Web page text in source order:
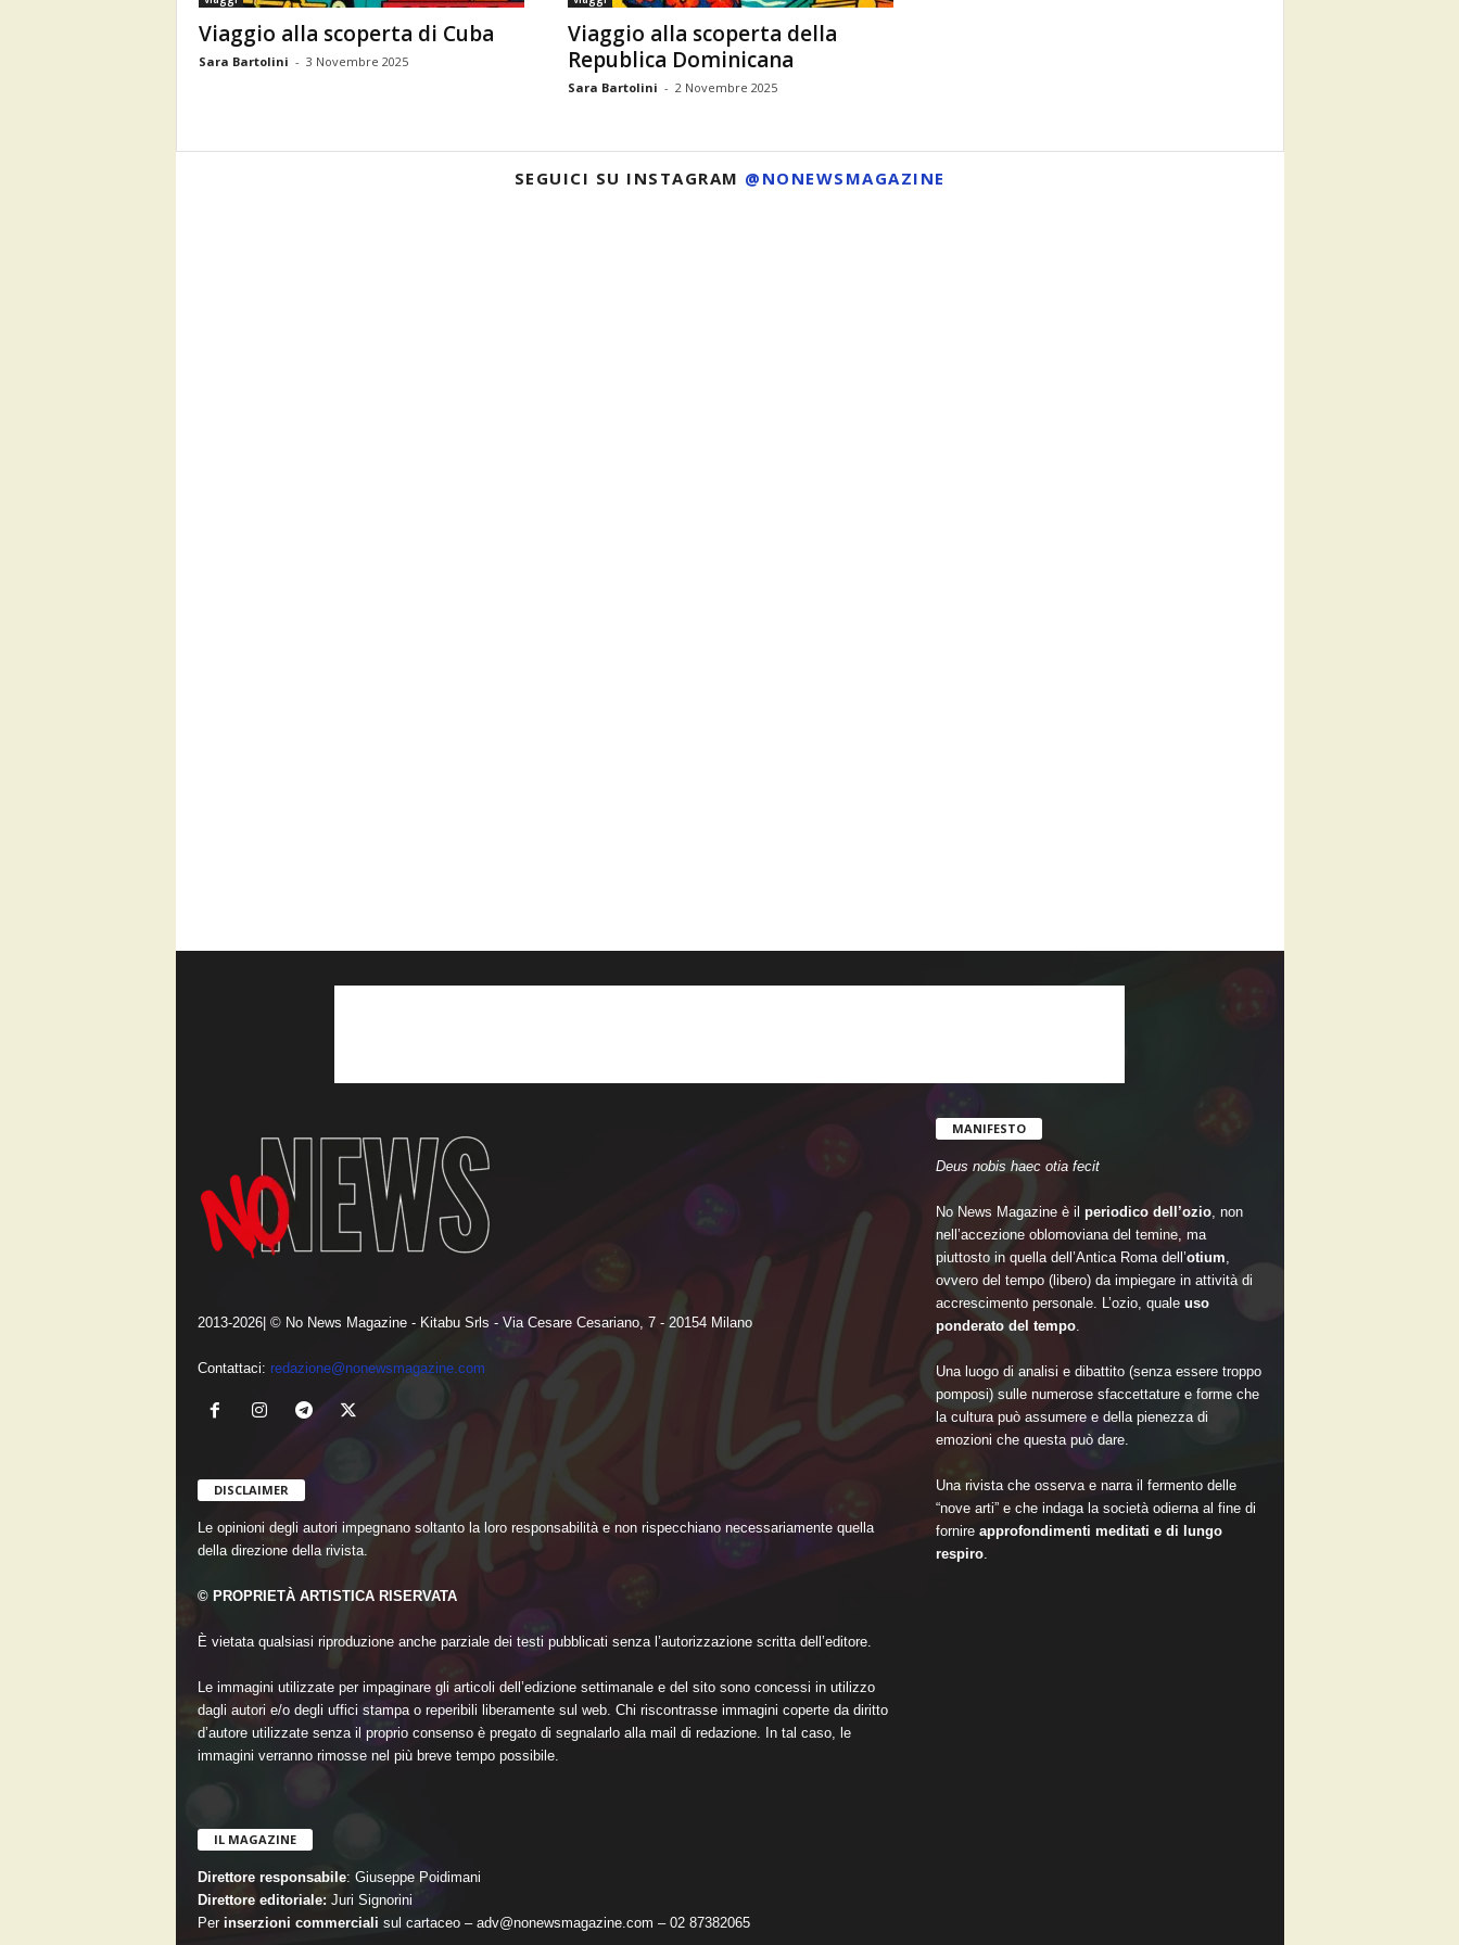
Viaggio alla scoperta di Cuba
Sara Bartolini - 3 Novembre 2025
Viaggio alla scoperta della
Republica Dominicana
Sara Bartolini - 2 Novembre 2025
SEGUICI SU INSTAGRAM @NONEWSMAGAZINE
2013-2026| © No News Magazine - Kitabu Srls - Via Cesare Cesariano, 7 - 20154 Milano
Contattaci: redazione@nonewsmagazine.com
DISCLAIMER
Le opinioni degli autori impegnano soltanto la loro responsabilità e non rispecchiano necessariamente quella
della direzione della rivista.
© PROPRIETÀ ARTISTICA RISERVATA
È vietata qualsiasi riproduzione anche parziale dei testi pubblicati senza l’autorizzazione scritta dell’editore.
Le immagini utilizzate per impaginare gli articoli dell’edizione settimanale e del sito sono concessi in utilizzo
dagli autori e/o degli uffici stampa o reperibili liberamente sul web. Chi riscontrasse immagini coperte da diritto
d’autore utilizzate senza il proprio consenso è pregato di segnalarlo alla mail di redazione. In tal caso, le
immagini verranno rimosse nel più breve tempo possibile.
IL MAGAZINE
Direttore responsabile: Giuseppe Poidimani
Direttore editoriale:Juri Signorini
Per inserzioni commerciali sul cartaceo – adv@nonewsmagazine.com – 02 87382065
MANIFESTO
Deus nobis haec otia fecit
No News Magazine è il periodico dell’ozio, non
nell’accezione oblomoviana del temine, ma
piuttosto in quella dell’Antica Roma dell’otium,
ovvero del tempo (libero) da impiegare in attività di
accrescimento personale. L’ozio, quale uso
ponderato del tempo.
Una luogo di analisi e dibattito (senza essere troppo
pomposi) sulle numerose sfaccettature e forme che
la cultura può assumere e della pienezza di
emozioni che questa può dare.
Una rivista che osserva e narra il fermento delle
“nove arti” e che indaga la società odierna al fine di
fornire approfondimenti meditati e di lungo
respiro.